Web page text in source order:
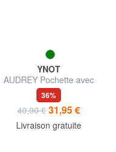
YNOT
AUDREY Pochette avec
dragonne et bandoulière
36%
49,90 € 31,95 €
Livraison gratuite